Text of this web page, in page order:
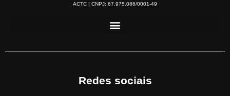
ACTC | CNPJ: 67.975.086/0001-49
Redes sociais